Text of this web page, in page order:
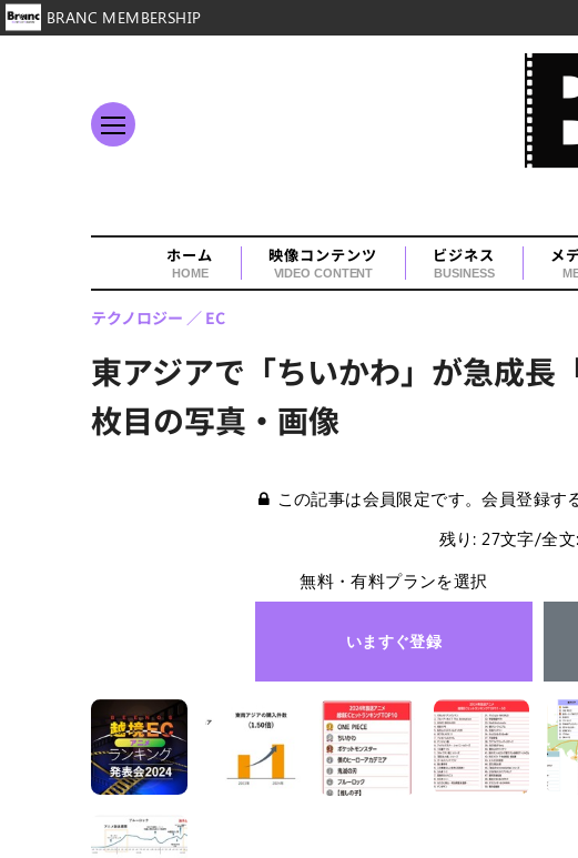
ホーム
HOME
映像コンテンツ
VIDEO CONTENT
ビジネス
BUSINESS
メ
東アジアで「ちいかわ」が急成
枚目の写真・画像
テクノロジー EC
この記事は会員限定です。会員登録す
残り: 27文字/全
無料・有料プランを選択
いますぐ登録
BRANC MEMBERSHIP